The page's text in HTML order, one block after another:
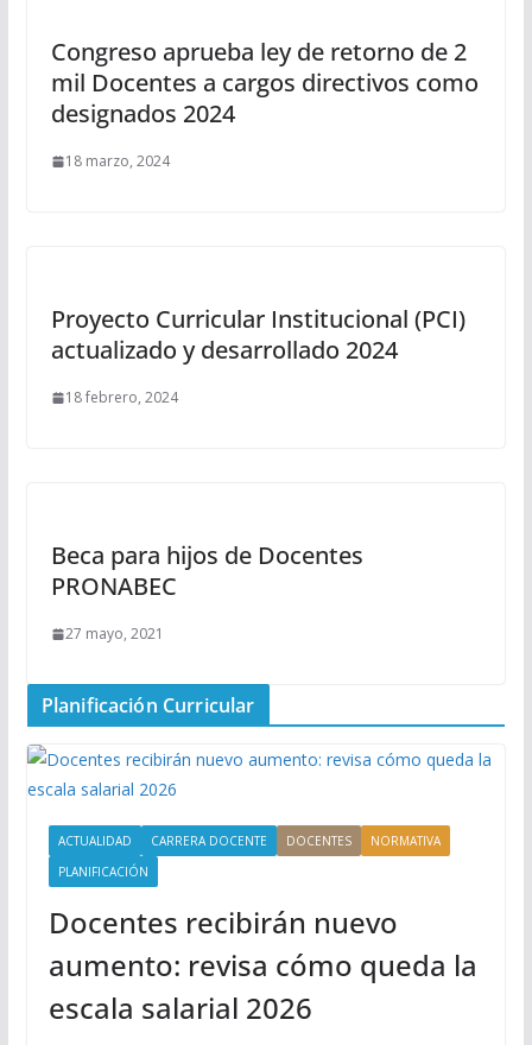
Congreso aprueba ley de retorno de 2
mil Docentes a cargos directivos como
designados 2024
18 marzo, 2024
Proyecto Curricular Institucional (PCI)
actualizado y desarrollado 2024
18 febrero, 2024
Beca para hijos de Docentes
PRONABEC
27 mayo, 2021
Planificación Curricular
ACTUALIDAD CARRERA DOCENTE DOCENTES
NORMATIVA
PLANIFICACIÓN
Docentes recibirán nuevo
aumento: revisa cómo queda la
escala salarial 2026